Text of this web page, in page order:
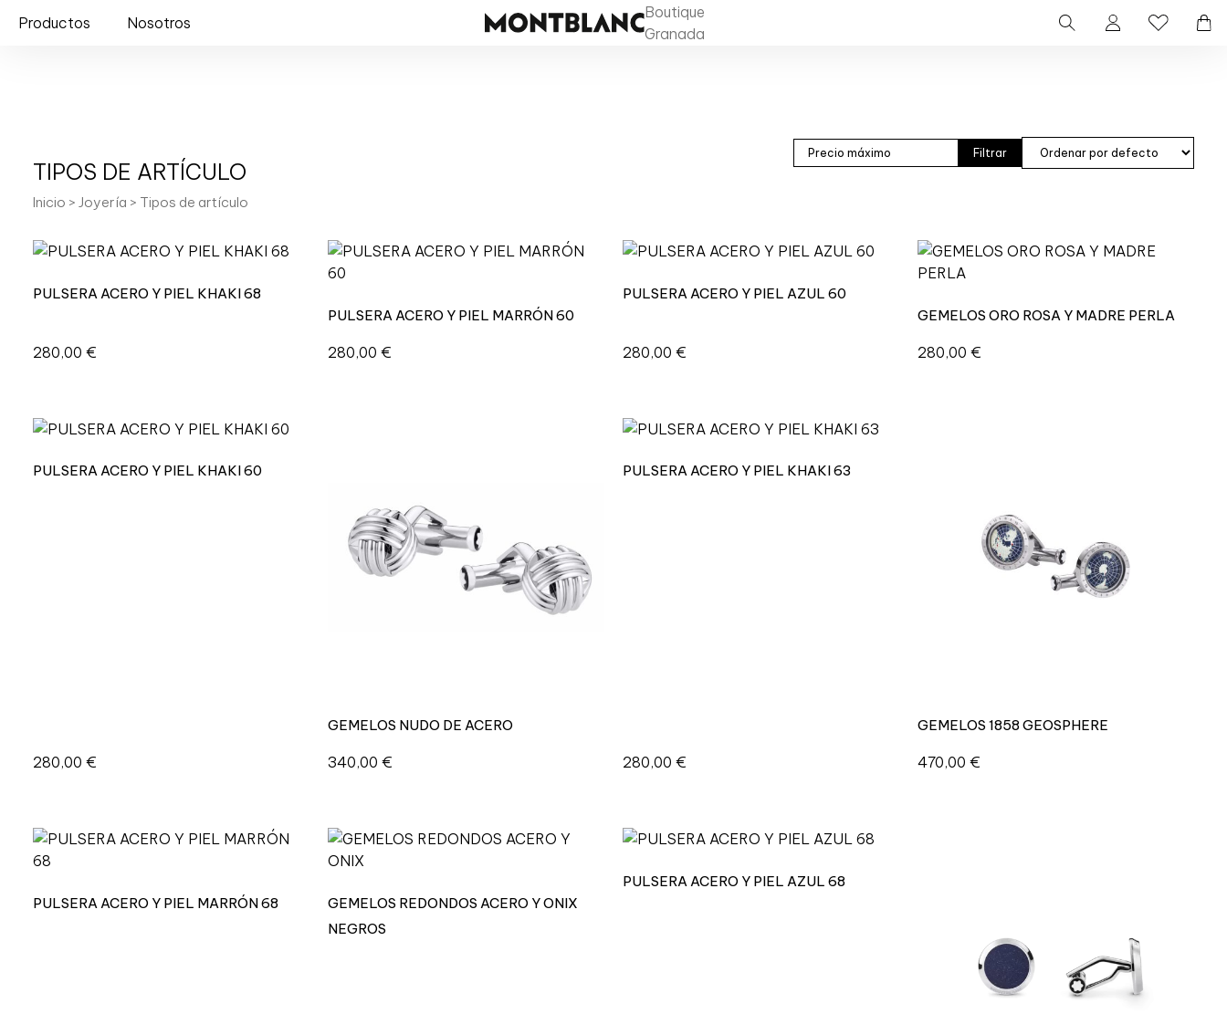
Productos Nosotros
Boutique
Granada
TIPOS DE ARTÍCULO
Inicio > Joyería > Tipos de artículo
Filtrar
PULSERA ACERO Y PIEL KHAKI 68
280,00 €
PULSERA ACERO Y PIEL MARRÓN 60
280,00 €
PULSERA ACERO Y PIEL AZUL 60
280,00 €
GEMELOS ORO ROSA Y MADRE PERLA
280,00 €
PULSERA ACERO Y PIEL KHAKI 60
280,00 €
GEMELOS NUDO DE ACERO
340,00 €
PULSERA ACERO Y PIEL KHAKI 63
280,00 €
GEMELOS 1858 GEOSPHERE
470,00 €
PULSERA ACERO Y PIEL MARRÓN 68
GEMELOS REDONDOS ACERO Y ONIX
NEGROS
PULSERA ACERO Y PIEL AZUL 68